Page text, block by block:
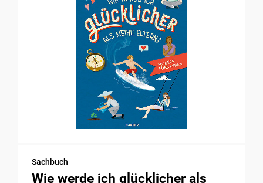
Sachbuch
Wie werde ich glücklicher als